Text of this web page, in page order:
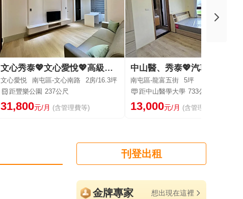
文心秀泰💖文心愛悅💖高級精裝兩房平車捷運宅🉑租補
文心愛悦 南屯區-文心南路 2房/16.3坪
距豐樂公園 237公尺
31,800元/月 (含管理費等)
南屯區-龍富五街
5坪
距中山醫學大學 733公尺
13,000元/月 (含管理費等)
刊登出租
金牌專家 想出現在這裡